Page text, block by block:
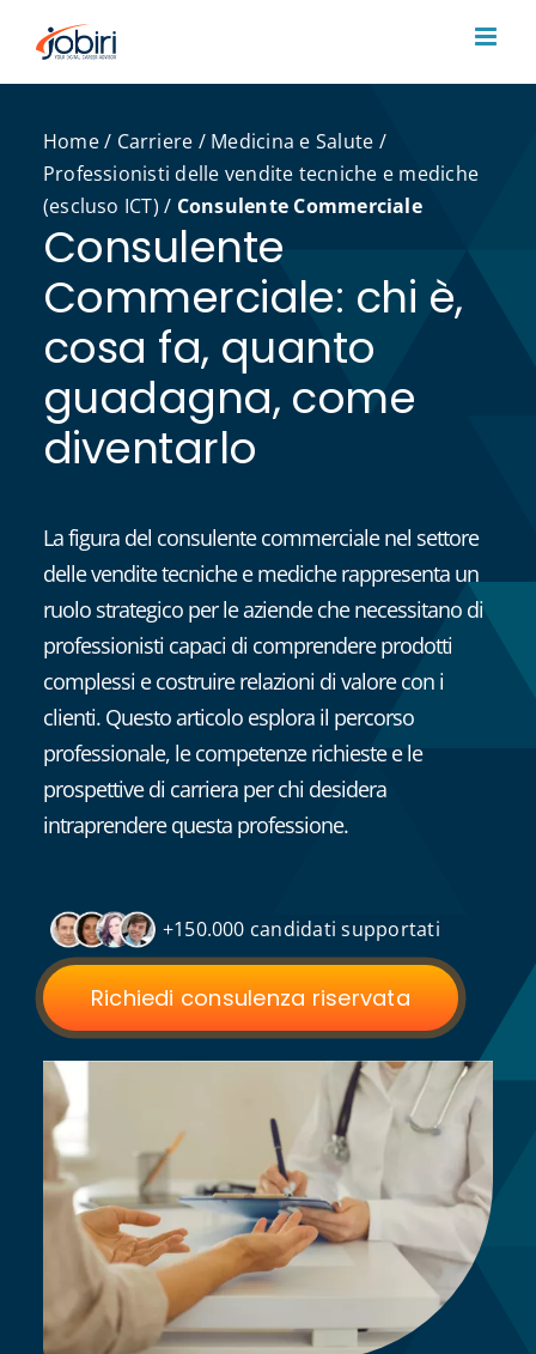
contenuto
Home/ Carriere / Medicina e Salute /
Professionisti delle vendite tecniche e mediche
(escluso ICT) / Consulente Commerciale
Consulente
Commerciale: chi è,
cosa fa, quanto
guadagna, come
diventarlo
La figura del consulente commerciale nel settore
delle vendite tecniche e mediche rappresenta un
ruolo strategico per le aziende che necessitano di
professionisti capaci di comprendere prodotti
complessi e costruire relazioni di valore con i
clienti. Questo articolo esplora il percorso
professionale, le competenze richieste e le
prospettive di carriera per chi desidera
intraprendere questa professione.
+150.000 candidati supportati
Richiedi consulenza riservata